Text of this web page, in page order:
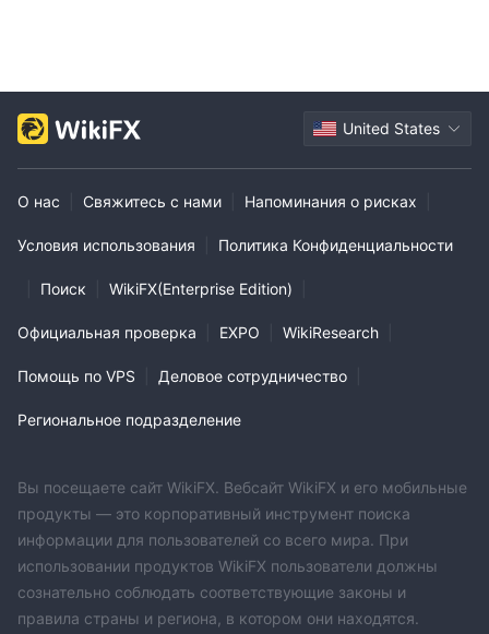
United States
О нас Свяжитесь с нами Напоминания о рисках
Условия использования Политика Конфиденциальности
Поиск WikiFX(Enterprise Edition)
Официальная проверка EXPO WikiResearch
Помощь по VPS Деловое сотрудничество
Региональное подразделение
Вы посещаете сайт WikiFX. Вебсайт WikiFX и его мобильные
продукты — это корпоративный инструмент поиска
информации для пользователей со всего мира. При
использовании продуктов WikiFX пользователи должны
сознательно соблюдать соответствующие законы и
правила страны и региона, в котором они находятся.